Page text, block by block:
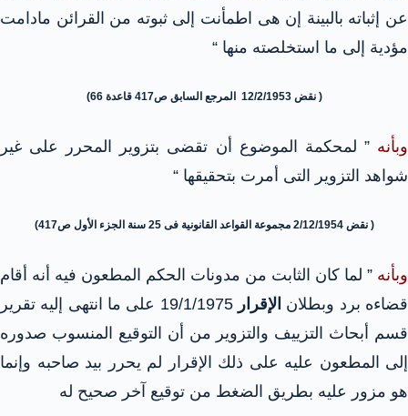
عن إثباته بالبينة إن هى اطمأنت إلى ثبوته من القرائن مادامت
مؤدية إلى ما استخلصته منها “
( نقض 12/2/1953 المرجع السابق ص417 قاعدة 66)
وبأنه ” لمحكمة الموضوع أن تقضى بتزوير المحرر على غير
شواهد التزوير التى أمرت بتحقيقها “
( نقض 2/12/1954 مجموعة القواعد القانونية فى 25 سنة الجزء الأول ص417)
وبأنه ” لما كان الثابت من مدونات الحكم المطعون فيه أنه أقام
قضاءه برد وبطلان الإقرار
19/1/1975 على ما انتهى إليه تقرير
قسم أبحاث التزييف والتزوير من أن التوقيع المنسوب صدوره
إلى المطعون عليه على ذلك الإقرار لم يحرر بيد صاحبه وإنما
هو مزور عليه بطريق الضغط من توقيع آخر صحيح له